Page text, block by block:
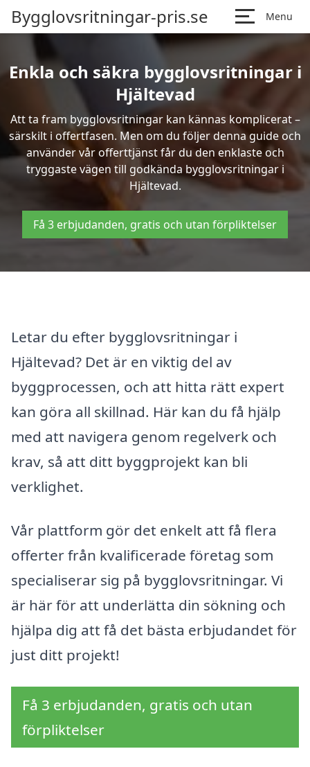
Bygglovsritningar-pris.se Menu
Enkla och säkra bygglovsritningar i
Hjältevad
Att ta fram bygglovsritningar kan kännas komplicerat –
särskilt i offertfasen. Men om du följer denna guide och
använder vår offerttjänst får du den enklaste och
tryggaste vägen till godkända bygglovsritningar i
Hjältevad.
Få 3 erbjudanden, gratis och utan förpliktelser
Letar du efter bygglovsritningar i
Hjältevad? Det är en viktig del av
byggprocessen, och att hitta rätt expert
kan göra all skillnad. Här kan du få hjälp
med att navigera genom regelverk och
krav, så att ditt byggprojekt kan bli
verklighet.
Vår plattform gör det enkelt att få flera
offerter från kvalificerade företag som
specialiserar sig på bygglovsritningar. Vi
är här för att underlätta din sökning och
hjälpa dig att få det bästa erbjudandet för
just ditt projekt!
Få 3 erbjudanden, gratis och utan
förpliktelser